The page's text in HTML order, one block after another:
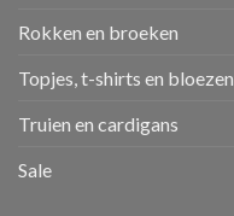
Rokken en broeken
Topjes, t-shirts en bloezen
Truien en cardigans
Sale